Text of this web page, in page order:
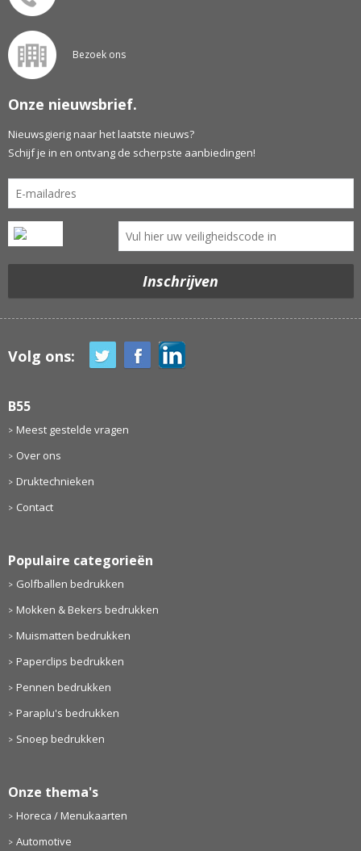
Bezoek ons
Onze nieuwsbrief.
Nieuwsgierig naar het laatste nieuws?
Schijf je in en ontvang de scherpste aanbiedingen!
Volg ons:
B55
Meest gestelde vragen
Over ons
Druktechnieken
Contact
Populaire categorieën
Golfballen bedrukken
Mokken & Bekers bedrukken
Muismatten bedrukken
Paperclips bedrukken
Pennen bedrukken
Paraplu's bedrukken
Snoep bedrukken
Onze thema's
Horeca / Menukaarten
Automotive